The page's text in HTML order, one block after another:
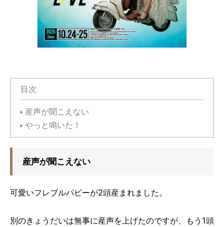
目次
産声が聞こえない
やっと鳴いた！
産声が聞こえない
可愛いフレブルパピーが2頭産まれました。
別のきょうだいは無事に産声を上げたのですが、もう1頭